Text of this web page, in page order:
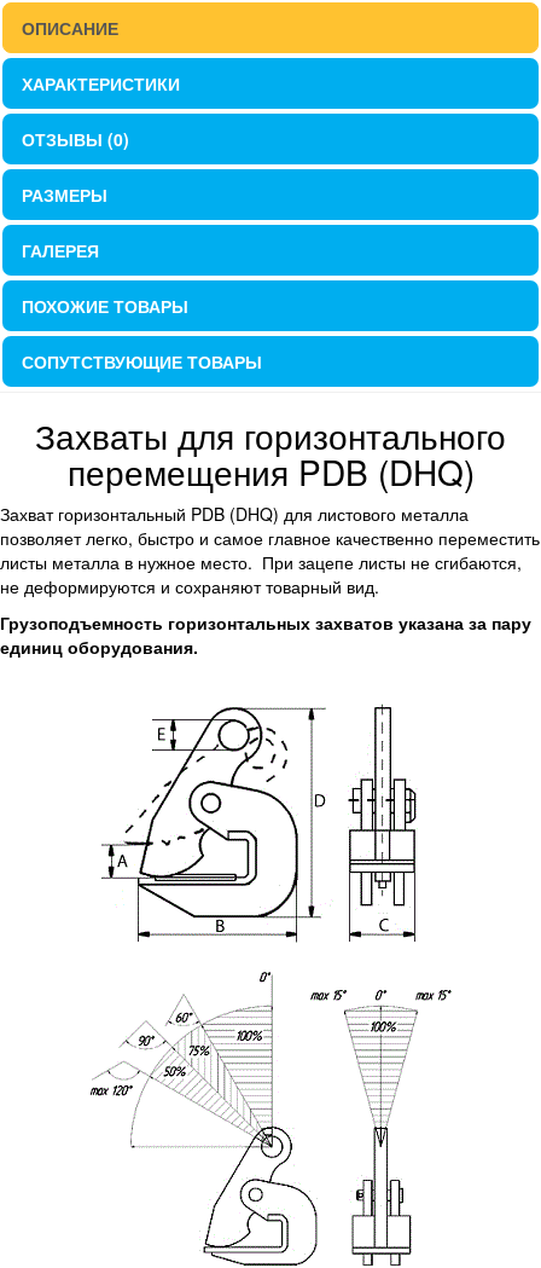
ОПИСАНИЕ
ХАРАКТЕРИСТИКИ
ОТЗЫВЫ (0)
РАЗМЕРЫ
ГАЛЕРЕЯ
ПОХОЖИЕ ТОВАРЫ
СОПУТСТВУЮЩИЕ ТОВАРЫ
Захваты для горизонтального
перемещения PDB (DHQ)
Захват горизонтальный PDB (DHQ) для листового металла
позволяет легко, быстро и самое главное качественно переместить
листы металла в нужное место. При зацепе листы не сгибаются,
не деформируются и сохраняют товарный вид.
Грузоподъемность горизонтальных захватов указана за пару
единиц оборудования.